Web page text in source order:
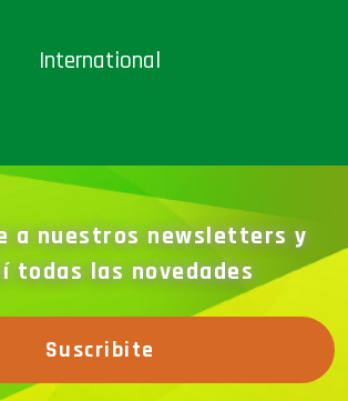
International
a nuestros newsletters y
todas las novedades
Suscribite